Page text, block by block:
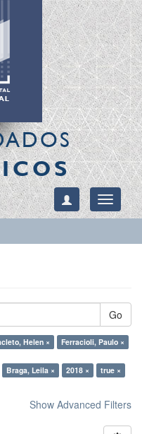
Toggle
Go
Helen ×
Ferracioli, Paulo ×
Braga, Leila × 2018 ×
true ×
Show Advanced Filters